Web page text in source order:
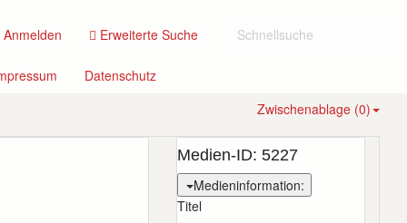
Anmelden Erweiterte Suche(current)
(current)Datenschutz(current)
Zwischenablage (0)
Medien-ID: 5227
Medieninformation:
Titel